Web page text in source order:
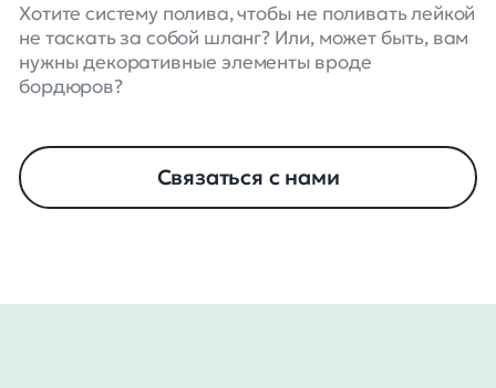
Хотите систему полива, чтобы не поливать лейкой
не таскать за собой шланг? Или, может быть, вам
нужны декоративные элементы вроде
бордюров?
Связаться с нами